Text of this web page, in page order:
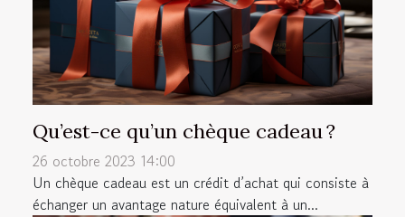
Qu’est-ce qu’un chèque cadeau ?
26 octobre 2023 14:00
Un chèque cadeau est un crédit d’achat qui consiste à
échanger un avantage nature équivalent à un...